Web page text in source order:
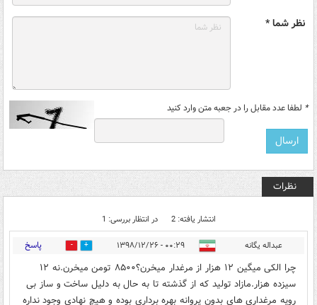
نظر شما *
* لطفا عدد مقابل را در جعبه متن وارد کنید
نظرات
انتشار یافته: 2 در انتظار بررسی: 1
عبداله یگانه ۰۰:۲۹ - ۱۳۹۸/۱۲/۲۶ 1 پاسخ
چرا الکی میگین ۱۲ هزار از مرغدار میخرن؟۸۵۰۰ تومن میخرن.نه ۱۲
سیزده هزار.مازاد تولید که از گذشته تا به حال به دلیل ساخت و ساز بی
رویه مرغداری های بدون پروانه بهره برداری بوده و هیچ نهادی وجود نداره